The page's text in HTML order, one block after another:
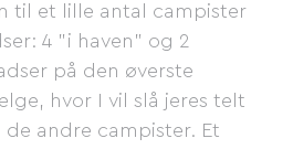
til et lille antal campister
4 "i haven" og 2
på den øverste
hvor I vil slå jeres telt
andre campister. Et